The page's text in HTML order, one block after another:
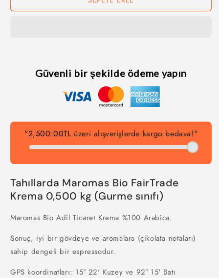
Güvenli bir şekilde ödeme yapın
"2,500.00TL üzeri alışverişlerde kargo bedava!"
Tahıllarda Maromas Bio FairTrade
Krema 0,500 kg (Gurme sınıfı)
Maromas Bio Adil Ticaret Krema %100 Arabica.
Sonuç, iyi bir gövdeye ve aromalara (çikolata notaları)
sahip dengeli bir espressodur.
GPS koordinatları: 15° 22' Kuzey ve 92° 15' Batı